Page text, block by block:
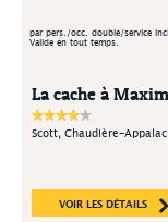
par pers./occ. double/service
Valide en tout temps.
La cache à
Scott, Chaudière-
VOIR LES DÉTAILS